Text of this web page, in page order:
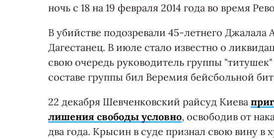
ночь с 18 на 19 февраля 2014 года во время
В убийстве подозревали 45-летнего
Дагестанец. В июле стало известно о
свою очередь руководитель группы
составе группы бил Веремия бейсбольной
22 декабря Шевченковский райсуд Киева
лишения свободы условно, освободив от
два года. Крысин в суде признал свою вину в